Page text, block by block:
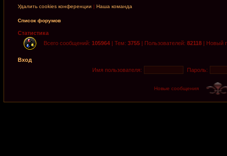
Удалить cookies конференции | Наша команда
Список форумов
Статистика
Всего сообщений: 105964 | Тем: 3755 | Пользователей: 82118 | Новый
Вход
Имя пользователя:
Пароль:
Новые сообщения